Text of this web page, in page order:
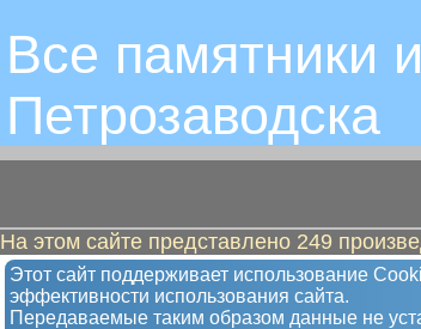
Все памятники
Петрозаводскa
На этом сайте представлено 249
Этот сайт поддерживает использование
эффективности использования сайта.
Передаваемые таким образом данные не
Жертвам финской
Памятник